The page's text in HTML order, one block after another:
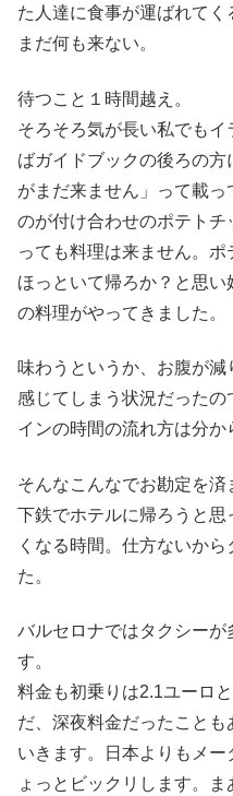
た人達に食事が運ばれて
まだ何も来ない。
待つこと１時間越え。
そろそろ気が長い私でもイ
ばガイドブックの後ろの
がまだ来ません」って載
のが付け合わせのポテト
っても料理は来ません。
ほっといて帰ろか？と思
の料理がやってきました。
味わうというか、お腹が減
感じてしまう状況だった
インの時間の流れ方は分か
そんなこんなでお勘定を
下鉄でホテルに帰ろうと
くなる時間。仕方ないか
た。
バルセロナではタクシーが
す。
料金も初乗りは2.1ユーロ
だ、深夜料金だったこと
いきます。日本よりもメ
ょっとビックリします。